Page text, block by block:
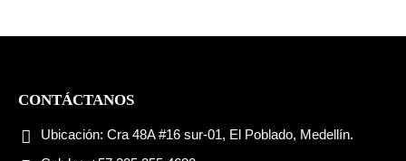
CONTÁCTANOS
Ubicación: Cra 48A #16 sur-01, El Poblado, Medellín.